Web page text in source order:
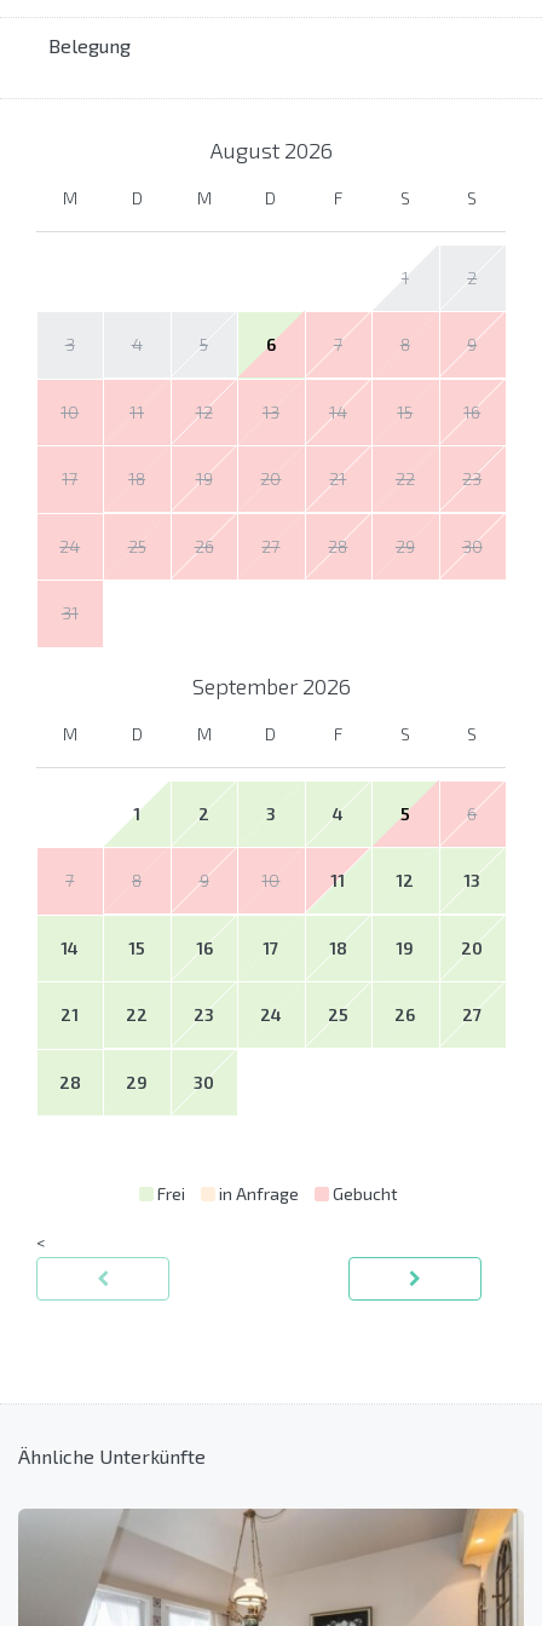
Belegung
August 2026
M D M D F S S
1 2
3 4 5 6 7 8 9
10 11 12 13 14 15 16
17 18 19 20 21 22 23
24 25 26 27 28 29 30
31
September 2026
M D M D F S S
1 2 3 4 5 6
7 8 9 10 11 12 13
14 15 16 17 18 19 20
21 22 23 24 25 26 27
28 29 30
Frei in Anfrage Gebucht
<
Ähnliche Unterkünfte